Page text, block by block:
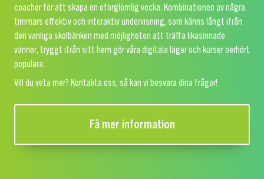
coacher för att skapa en oförglömlig vecka. Kombinationen av några
timmars effektiv och interaktiv undervisning, som känns långt ifrån
den vanliga skolbänken med möjligheten att träffa likasinnade
vänner, tryggt ifrån sitt hem gör våra digitala läger och kurser oerhört
populära.
Vill du veta mer? Kontakta oss, så kan vi besvara dina frågor!
Få mer information